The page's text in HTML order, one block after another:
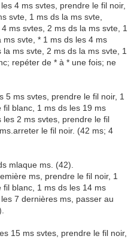
4 ms svtes, prendre le fil noir,
svte, 1 ms ds la ms svte,
ms svtes, 2 ms ds la ms svte, 1
svte, * 1 ms ds les 4 ms
ms svte, 2 ms ds la ms svte, 1
repéter de * à * une fois; ne
5 ms svtes, prendre le fil noir, 1
blanc, 1 ms ds les 19 ms
2 ms svtes, prendre le fil
le fil noir. (42 ms; 4
mlaque ms. (42).
ms, prendre le fil noir, 1
blanc, 1 ms ds les 14 ms
7 dernières ms, passer au
15 ms svtes, prendre le fil noir,